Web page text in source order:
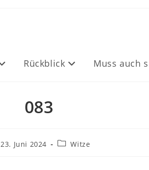
Rückblick Muss auch
083
23. Juni 2024 Witze